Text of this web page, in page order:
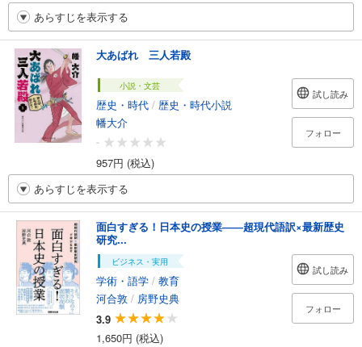
あらすじを表示する
大あばれ 三人若殿
小説・文芸
歴史・時代 / 歴史・時代小説
幡大介
-
957円 (税込)
試し読み
フォロー
あらすじを表示する
面白すぎる！日本史の授業――超現代語訳×最新歴史
研究...
ビジネス・実用
学術・語学 / 教育
河合敦 / 房野史典
3.9
1,650円 (税込)
試し読み
フォロー